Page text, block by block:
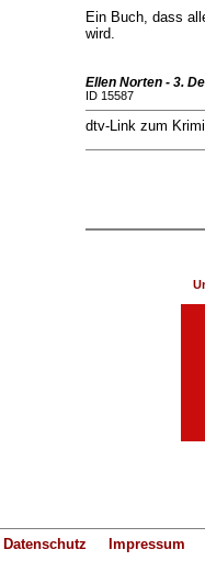
Ein Buch, dass
wird.
Ellen Norten - 3.
ID 15587
dtv-Link zum Krimi
Datenschutz Impressum